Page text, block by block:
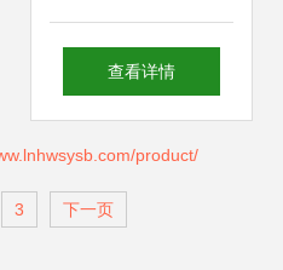
民健身日”主题系列
健身热潮燃动泉城
查看详情
product/
3 下一页